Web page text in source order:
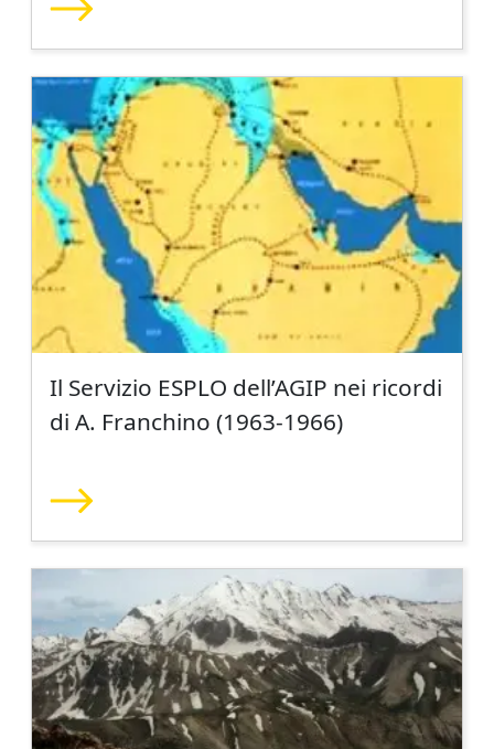
Il Servizio ESPLO dell’AGIP nei ricordi
di A. Franchino (1963-1966)